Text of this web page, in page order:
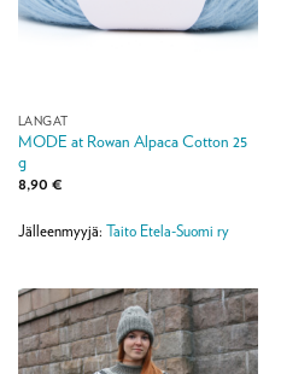
LANGAT
MODE at Rowan Alpaca Cotton 25
g
8,90 €
Jälleenmyyjä: Taito Etela-Suomi ry